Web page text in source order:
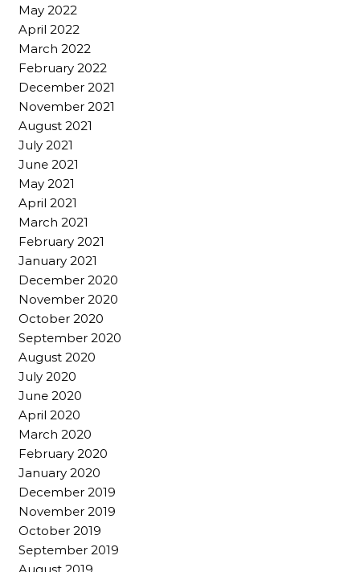
May 2022
April 2022
March 2022
February 2022
December 2021
November 2021
August 2021
July 2021
June 2021
May 2021
April 2021
March 2021
February 2021
January 2021
December 2020
November 2020
October 2020
September 2020
August 2020
July 2020
June 2020
April 2020
March 2020
February 2020
January 2020
December 2019
November 2019
October 2019
September 2019